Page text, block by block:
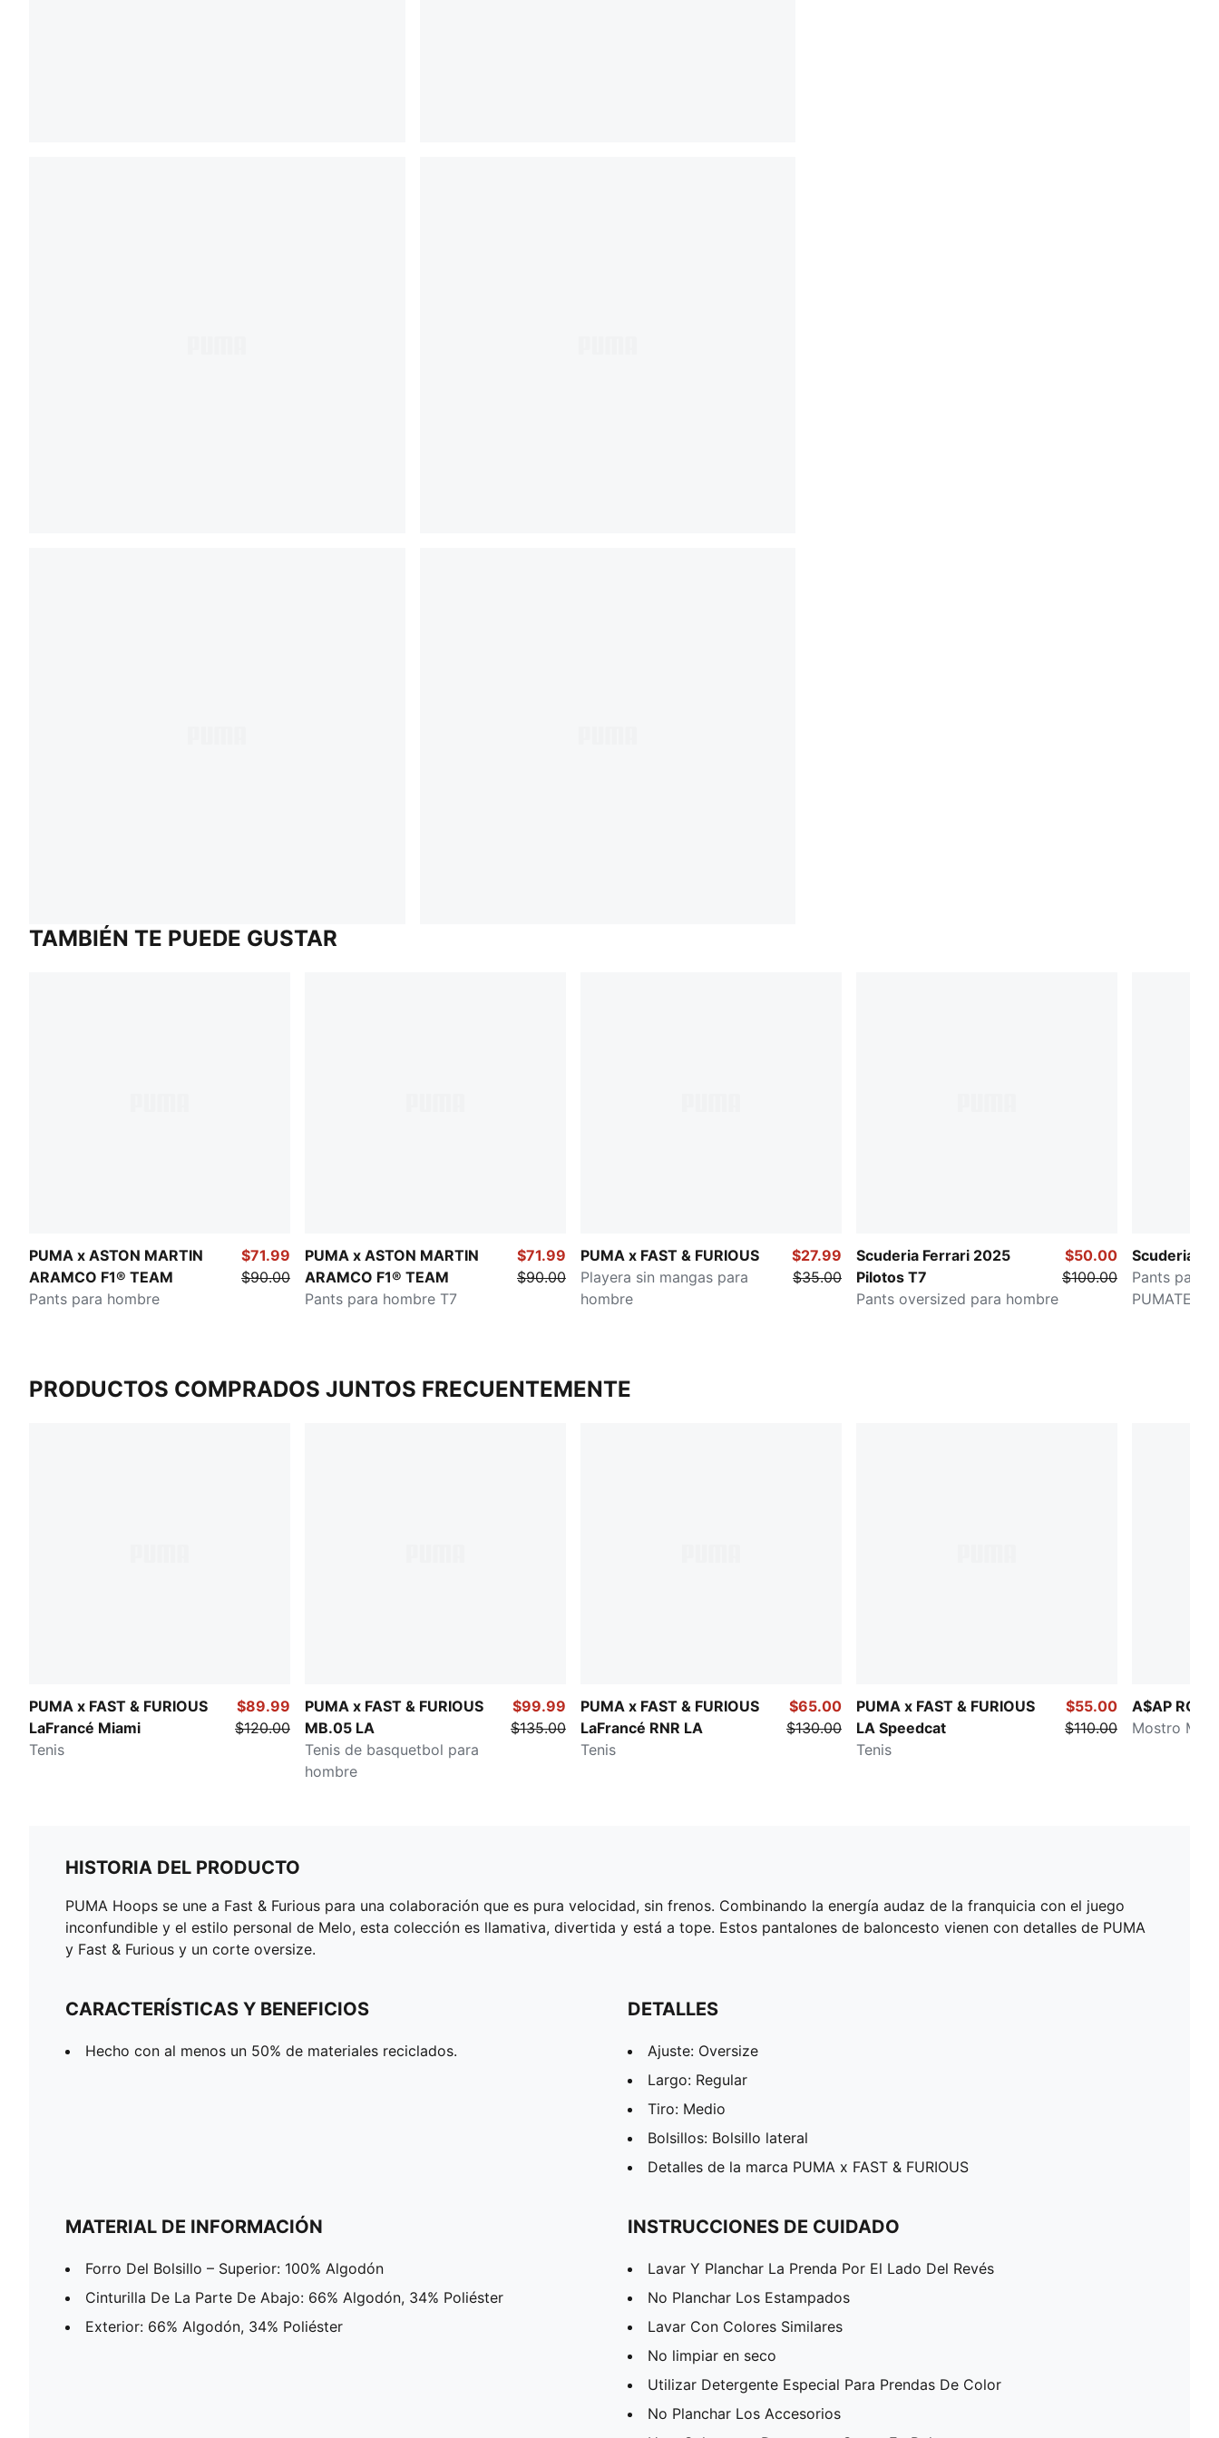
TAMBIÉN TE PUEDE GUSTAR
PUMA x ASTON MARTIN
ARAMCO F1® TEAM
Pants para hombre
$71.99
$90.00
PUMA x ASTON MARTIN
ARAMCO F1® TEAM
Pants para hombre T7
$71.99
$90.00
PUMA x FAST & FURIOUS
Playera sin mangas para
hombre
$27.99
$35.00
Scuderia Ferrari 2025
Pilotos T7
Pants oversized para hombre
$50.00
$100.00
Scuderia
Pants para
PRODUCTOS COMPRADOS JUNTOS FRECUENTEMENTE
PUMA x FAST & FURIOUS
LaFrancé Miami
Tenis
$89.99
$120.00
PUMA x FAST & FURIOUS
MB.05 LA
Tenis de basquetbol para
hombre
$99.99
$135.00
PUMA x FAST & FURIOUS
LaFrancé RNR LA
Tenis
$65.00
$130.00
PUMA x FAST & FURIOUS
LA Speedcat
Tenis
$55.00
$110.00
A$AP
Mostro Mule
HISTORIA DEL PRODUCTO
PUMA Hoops se une a Fast & Furious para una colaboración que es pura velocidad, sin frenos. Combinando la energía audaz de la franquicia con el juego
inconfundible y el estilo personal de Melo, esta colección es llamativa, divertida y está a tope. Estos pantalones de baloncesto vienen con detalles de PUMA
y Fast & Furious y un corte oversize.
CARACTERÍSTICAS Y BENEFICIOS
Hecho con al menos un 50% de materiales reciclados.
DETALLES
Ajuste: Oversize
Largo: Regular
Tiro: Medio
Bolsillos: Bolsillo lateral
Detalles de la marca PUMA x FAST & FURIOUS
MATERIAL DE INFORMACIÓN
Forro Del Bolsillo – Superior: 100% Algodón
Cinturilla De La Parte De Abajo: 66% Algodón, 34% Poliéster
Exterior: 66% Algodón, 34% Poliéster
INSTRUCCIONES DE CUIDADO
Lavar Y Planchar La Prenda Por El Lado Del Revés
No Planchar Los Estampados
Lavar Con Colores Similares
No limpiar en seco
Utilizar Detergente Especial Para Prendas De Color
No Planchar Los Accesorios